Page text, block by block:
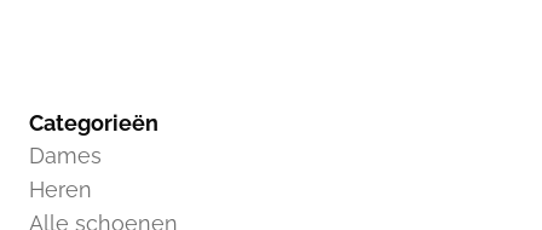
Categorieën
Dames
Heren
Alle schoenen